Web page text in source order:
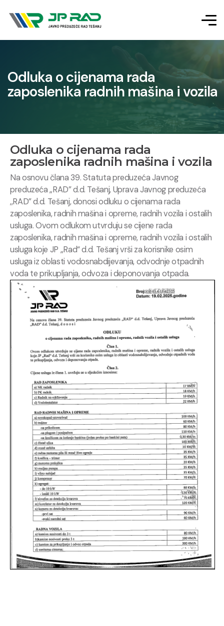
Odluka o cijenama rada
zaposlenika radnih mašina i vozila
Odluka o cijenama rada
zaposlenika radnih mašina i vozila
Na osnovu člana 39. Statuta preduzeća Javnog
preduzeća „RAD” d.d. Tešanj, Uprava Javnog preduzeća
,,RAD” d.d. Tešanj, donosi odluku o cijenama rada
zaposlenika, radnih mašina i opreme, radnih vozila i ostalih
usluga. Ovom odlukom utvrduju se cijene rada
zaposlenika, radnih mašina i opreme, radnih vozila i ostalih
usluga koje JP „Rad“ d.d. Tešanj vrši za korisnike osim
usluga iz oblasti vodosnabdijevanja, odvodnje otpadnih
voda te prikupljanja, odvoza i deponovanja otpada.